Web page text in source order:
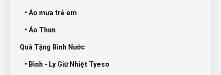
• Áo mưa trẻ em
• Áo Thun
Quà Tặng Bình Nước
• Bình - Ly Giữ Nhiệt Tyeso